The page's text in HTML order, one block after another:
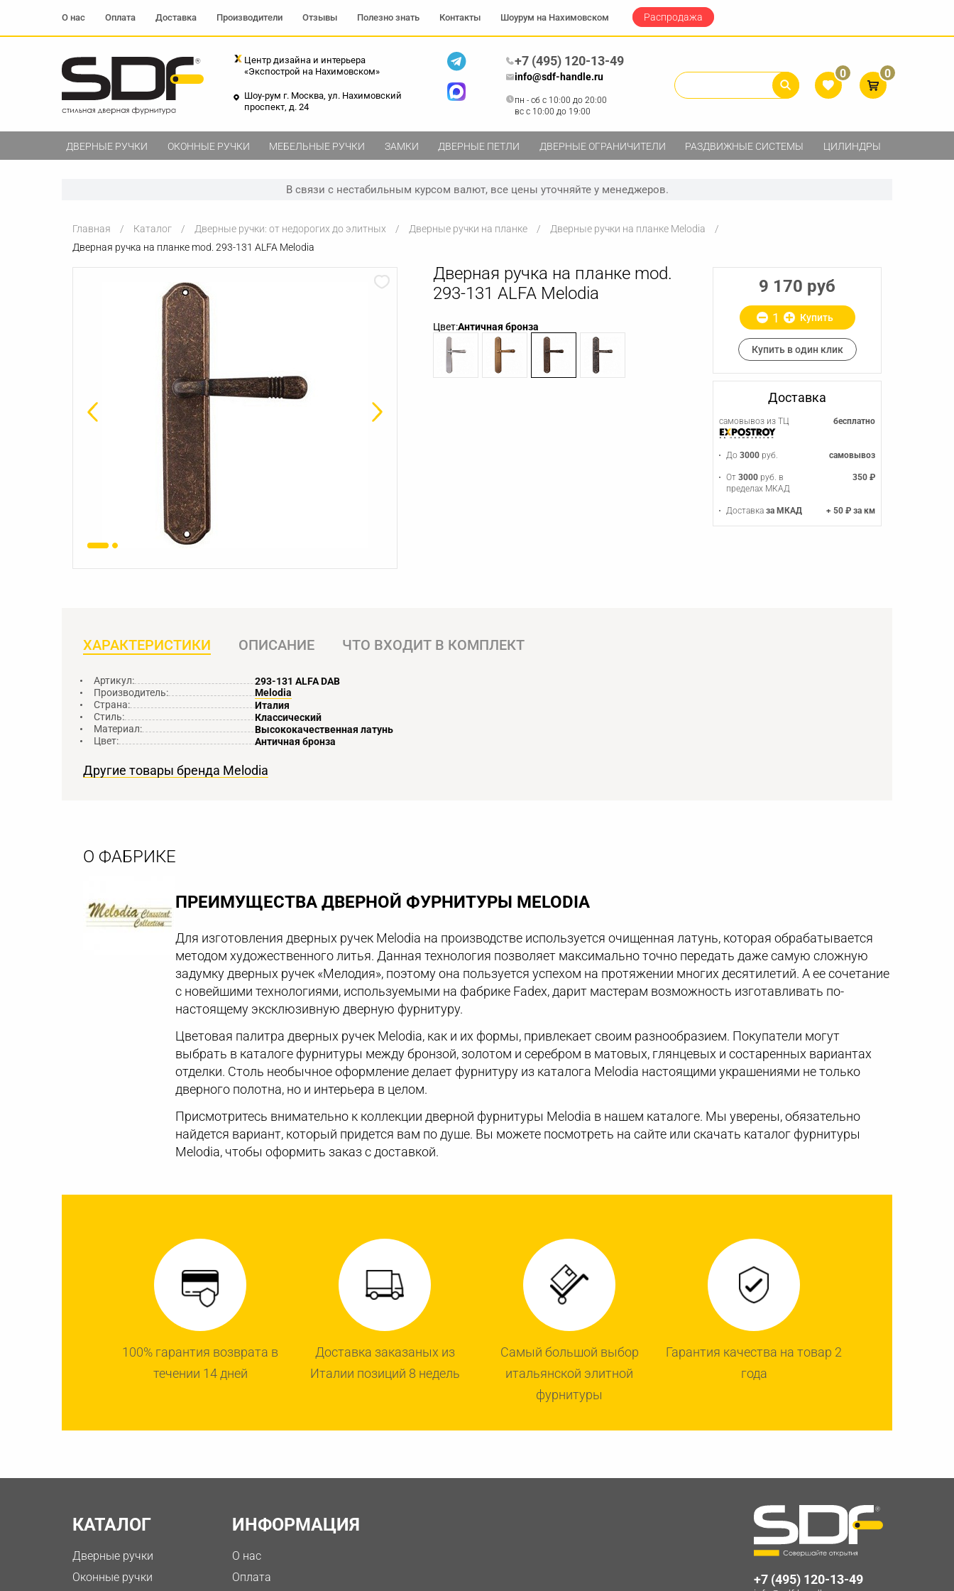
Центр дизайна и интерьера
«Экспострой на Нахимовском»
Шоу-рум г. Москва, ул. Нахимовский
проспект, д. 24
+7 (495) 120-13-49
info@sdf-handle.ru
пн - сб c 10:00 до 20:00
вс c 10:00 до 19:00
0 0
О нас Оплата Доставка Производители Отзывы Полезно знать Контакты Шоурум на Нахимовском Распродажа
ДВЕРНЫЕ РУЧКИ ОКОННЫЕ РУЧКИ МЕБЕЛЬНЫЕ РУЧКИ ЗАМКИ ДВЕРНЫЕ ПЕТЛИ ДВЕРНЫЕ ОГРАНИЧИТЕЛИ РАЗДВИЖНЫЕ СИСТЕМЫ ЦИЛИНДРЫ
В связи с нестабильным курсом валют, все цены уточняйте у менеджеров.
Главная Каталог Дверные ручки: от недорогих до элитных Дверные ручки на планке
Дверные ручки на планке Melodia
Дверная ручка на планке mod. 293-131 ALFA Melodia
Дверная ручка на планке mod.
293-131 ALFA Melodia
Цвет:Античная бронза
9 170 руб
Купить
Купить в один клик
Доставка
самовывоз из ТЦ бесплатно
До3000 руб. самовывоз
От3000 руб. в
пределах МКАД
350 ₽
Доставказа МКАД + 50 ₽ за км
ХАРАКТЕРИСТИКИ ОПИСАНИЕ ЧТО ВХОДИТ В КОМПЛЕКТ
Артикул:
293-131 ALFA DAB
Производитель:
Melodia
Страна:
Италия
Стиль:
Классический
Материал:
Высококачественная латунь
Цвет:
Античная бронза
Другие товары бренда Melodia
О ФАБРИКЕ
ПРЕИМУЩЕСТВА ДВЕРНОЙ ФУРНИТУРЫ MELODIA
Для изготовления дверных ручек Melodia на производстве используется очищенная латунь, которая обрабатывается
методом художественного литья. Данная технология позволяет максимально точно передать даже самую сложную
задумку дверных ручек «Мелодия», поэтому она пользуется успехом на протяжении многих десятилетий. А ее сочетание
с новейшими технологиями, используемыми на фабрике Fadex, дарит мастерам возможность изготавливать по-
настоящему эксклюзивную дверную фурнитуру.
Цветовая палитра дверных ручек Melodia, как и их формы, привлекает своим разнообразием. Покупатели могут
выбрать в каталоге фурнитуры между бронзой, золотом и серебром в матовых, глянцевых и состаренных вариантах
отделки. Столь необычное оформление делает фурнитуру из каталога Melodia настоящими украшениями не только
дверного полотна, но и интерьера в целом.
Присмотритесь внимательно к коллекции дверной фурнитуры Melodia в нашем каталоге. Мы уверены, обязательно
найдется вариант, который придется вам по душе. Вы можете посмотреть на сайте или скачать каталог фурнитуры
Melodia, чтобы оформить заказ с доставкой.
100% гарантия возврата в
течении 14 дней
Доставка заказаных из
Италии позиций 8 недель
Самый большой выбор
итальянской элитной
фурнитуры
Гарантия качества на товар 2
года
КАТАЛОГ
Дверные ручки
Оконные ручки
ИНФОРМАЦИЯ
О нас
Оплата
+7 (495) 120-13-49